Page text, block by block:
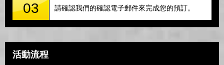
03 請確認我們的確認電子郵件來完成您的預訂。
活動流程